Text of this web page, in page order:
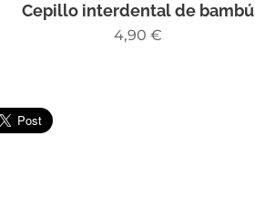
Cepillo interdental de bambú
4,90 €